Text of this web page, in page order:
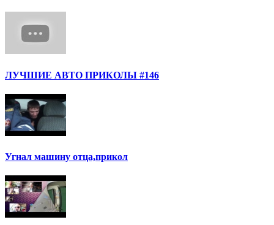
ЛУЧШИЕ АВТО ПРИКОЛЫ #146
Угнал машину отца,прикол